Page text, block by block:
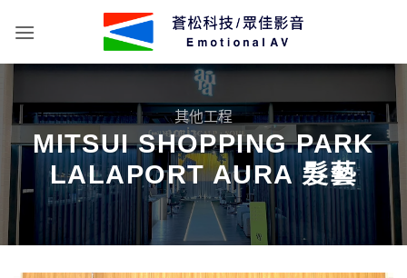
其他工程
MITSUI SHOPPING PARK
LALAPORT AURA 髮藝